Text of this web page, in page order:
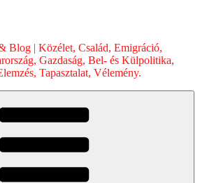
Blog | Közélet, Család, Emigráció,
Gazdaság, Bel- és Külpolitika,
Tapasztalat, Vélemény.